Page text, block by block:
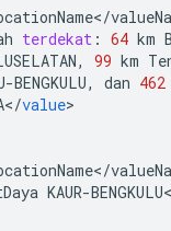
</
terdekat : 64 km
, 99 km
-BENGKULU, dan 462
</value
</
KAUR-BENGKULU<